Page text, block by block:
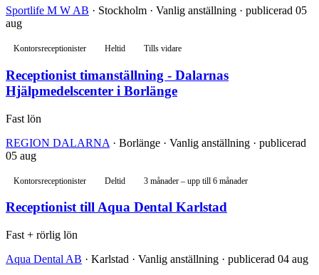
Sportlife M W AB · Stockholm · Vanlig anställning · publicerad 05
aug
Kontorsreceptionister Heltid Tills vidare
Receptionist timanställning - Dalarnas
Hjälpmedelscenter i Borlänge
Fast lön
REGION DALARNA · Borlänge · Vanlig anställning · publicerad
05 aug
Kontorsreceptionister Deltid 3 månader – upp till 6 månader
Receptionist till Aqua Dental Karlstad
Fast + rörlig lön
Aqua Dental AB · Karlstad · Vanlig anställning · publicerad 04 aug